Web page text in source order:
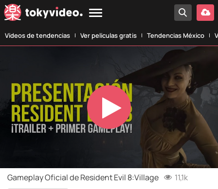
Vídeos de tendencias Ver películas gratis Tendencias México
Play
Video
Gameplay Oficial de Resident Evil 8:Village 11,1k